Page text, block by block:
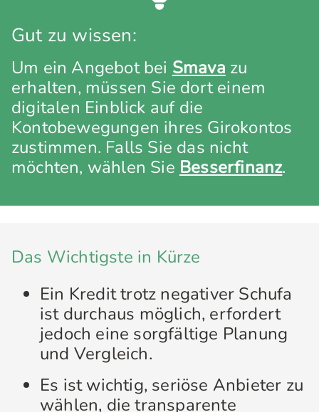
Gut zu wissen:
Um ein Angebot bei Smava zu
erhalten, müssen Sie dort einem
digitalen Einblick auf die
Kontobewegungen ihres Girokontos
zustimmen. Falls Sie das nicht
möchten, wählen Sie Besserfinanz.
Das Wichtigste in Kürze
Ein Kredit trotz negativer Schufa
ist durchaus möglich, erfordert
jedoch eine sorgfältige Planung
und Vergleich.
Es ist wichtig, seriöse Anbieter zu
wählen, die transparente